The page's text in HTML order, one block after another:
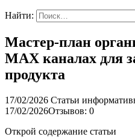
Найти:
Мастер-план
MAX каналах для
продукта
17/02/2026 Статьи
17/02/2026Отзывов: 0
Открой содержание статьи